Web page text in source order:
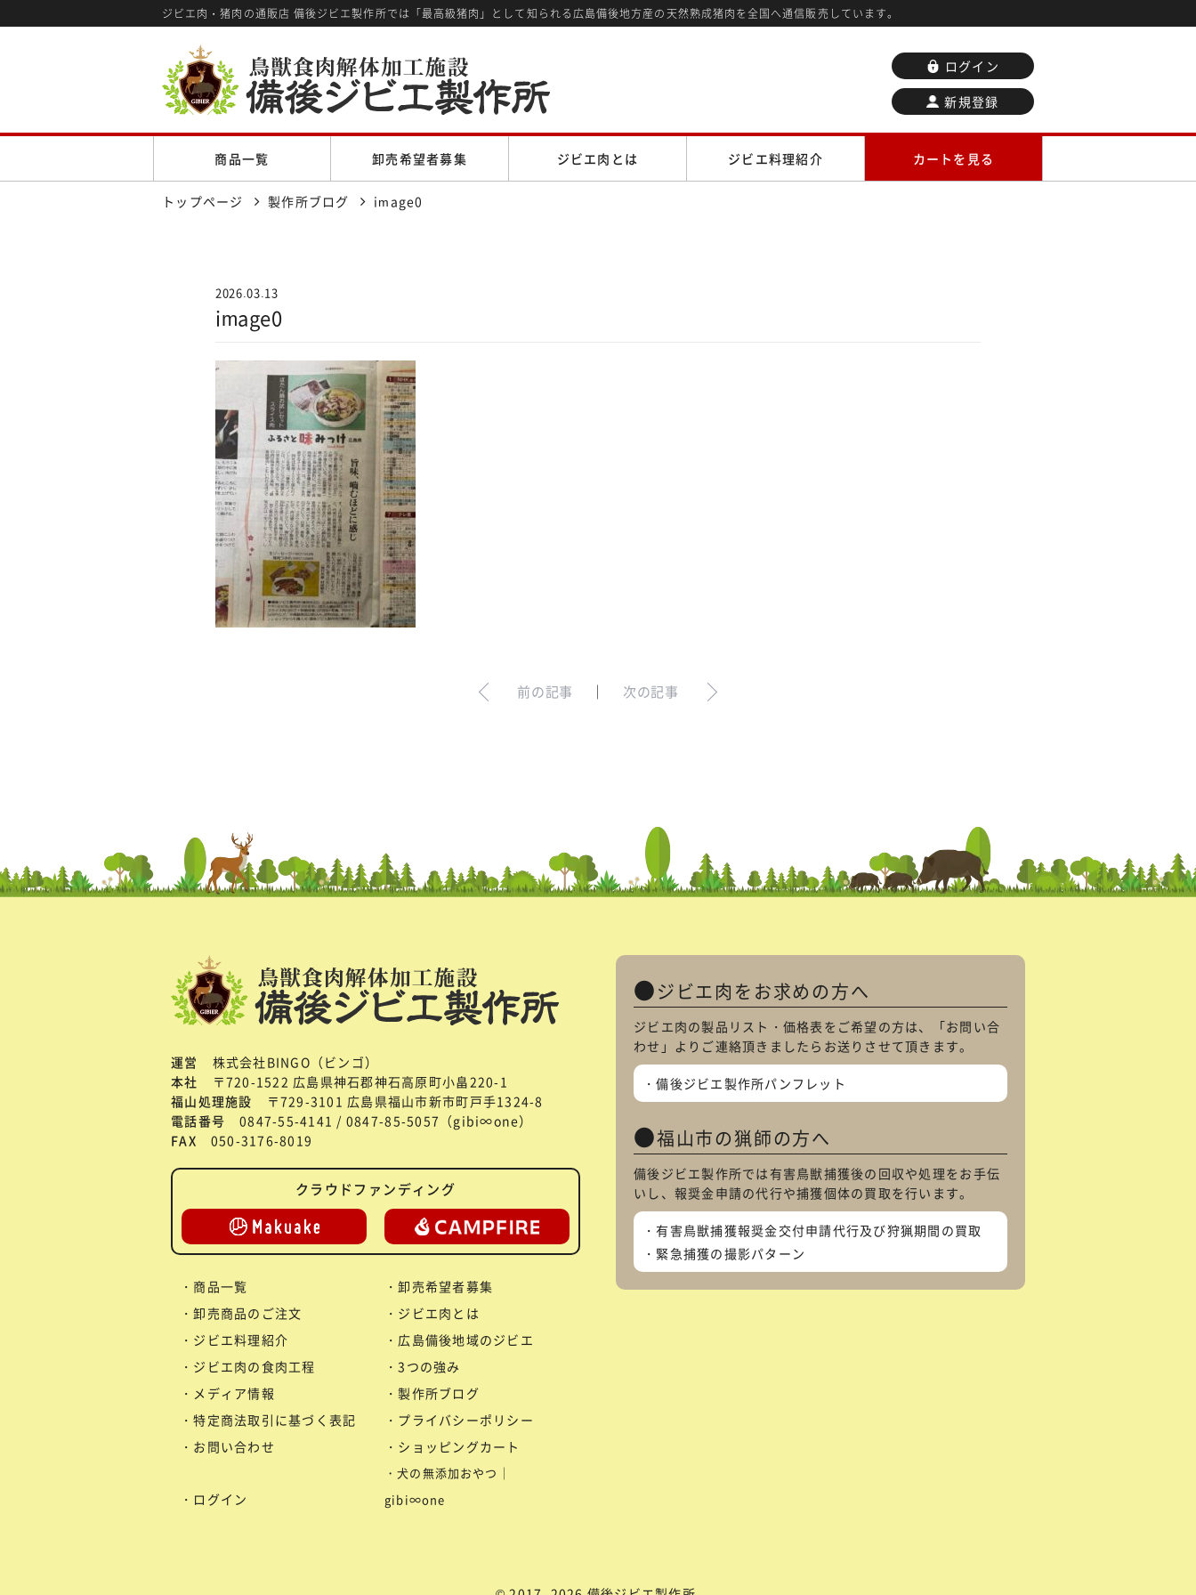
ジビエ肉・猪肉の通販店 備後ジビエ製作所では「最高級猪肉」として知られる広島備後地方産の天然熟成猪肉を全国へ通信販売しています。
ログイン
新規登録
商品一覧 卸売希望者募集 ジビエ肉とは ジビエ料理紹介 カートを見る
トップページ 製作所ブログ image0
2026.03.13
image0
前の記事 ｜ 次の記事
運営
株式会社BINGO（ビンゴ）
本社
〒720-1522 広島県神石郡神石高原町小畠220-1
福山処理施設
〒729-3101 広島県福山市新市町戸手1324-8
電話番号
0847-55-4141 / 0847-85-5057（gibi∞one）
FAX
050-3176-8019
クラウドファンディング
商品一覧
卸売希望者募集
卸売商品のご注文
ジビエ肉とは
ジビエ料理紹介
広島備後地域のジビエ
ジビエ肉の食肉工程
3つの強み
メディア情報
製作所ブログ
特定商法取引に基づく表記
プライバシーポリシー
お問い合わせ
ショッピングカート
ログイン
犬の無添加おやつ｜
gibi∞one
ジビエ肉をお求めの方へ
ジビエ肉の製品リスト・価格表をご希望の方は、「お問い合
わせ 」よりご連絡頂きましたらお送りさせて頂きます。
備後ジビエ製作所パンフレット
福山市の猟師の方へ
備後ジビエ製作所では有害鳥獣捕獲後の回収や処理をお手伝
いし、報奨金申請の代行や捕獲個体の買取を行います。
有害鳥獣捕獲報奨金交付申請代行及び狩猟期間の買取
緊急捕獲の撮影パターン